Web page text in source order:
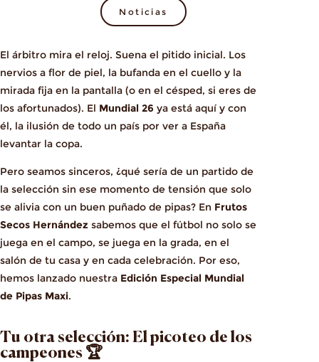
Noticias
El árbitro mira el reloj. Suena el pitido inicial. Los
nervios a flor de piel, la bufanda en el cuello y la
mirada fija en la pantalla (o en el césped, si eres de
los afortunados). El Mundial 26 ya está aquí y con
él, la ilusión de todo un país por ver a España
levantar la copa.
Pero seamos sinceros, ¿qué sería de un partido de
la selección sin ese momento de tensión que solo
se alivia con un buen puñado de pipas? En Frutos
Secos Hernández sabemos que el fútbol no solo se
juega en el campo, se juega en la grada, en el
salón de tu casa y en cada celebración. Por eso,
hemos lanzado nuestra Edición Especial Mundial
de Pipas Maxi.
Tu otra selección: El picoteo de los
campeones 🏆